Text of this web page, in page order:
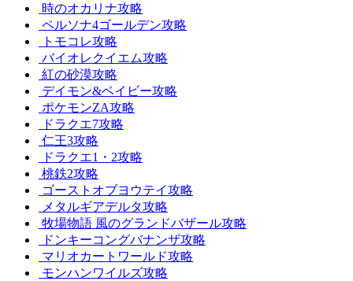
時のオカリナ攻略
ペルソナ4ゴールデン攻略
トモコレ攻略
バイオレクイエム攻略
紅の砂漠攻略
デイモン&ベイビー攻略
ポケモンZA攻略
ドラクエ7攻略
仁王3攻略
ドラクエ1・2攻略
桃鉄2攻略
ゴーストオブヨウテイ攻略
メタルギアデルタ攻略
牧場物語 風のグランドバザール攻略
ドンキーコングバナンザ攻略
マリオカートワールド攻略
モンハンワイルズ攻略